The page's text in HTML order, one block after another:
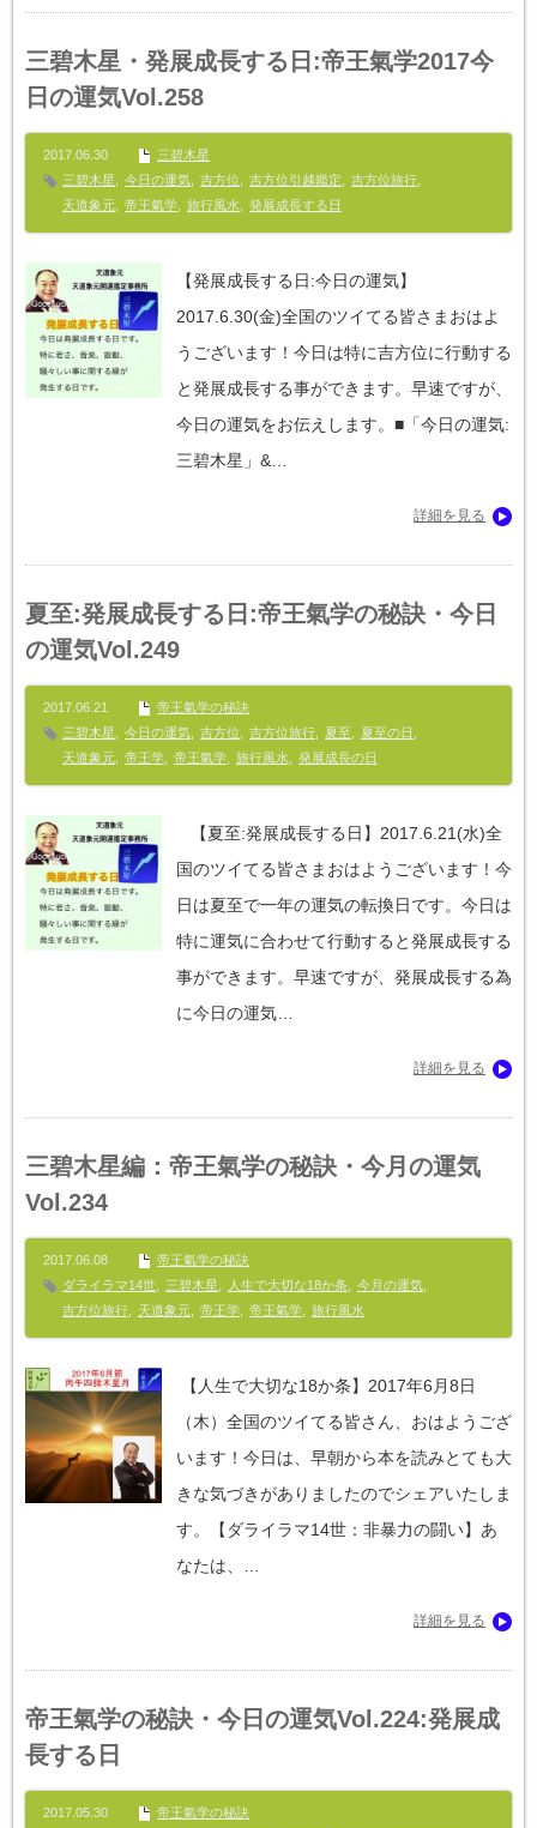
三碧木星・発展成長する日:帝王氣学2017今
日の運気Vol.258
2017.06.30
三碧木星
三碧木星
今日の運気 吉方位 吉方位引越鑑定 吉方位旅行
天道象元
帝王氣学 旅行風水 発展成長する日
【発展成長する日:今日の運気】‪
2017.6.30(金)全国のツイてる皆さまおはよ
うございます！今日は特に吉方位に行動する
と発展成長する事ができます。早速ですが、
今日の運気をお伝えします。■「今日の運気:
三碧木星」&…
詳細を見る
夏至:発展成長する日:帝王氣学の秘訣・今日
の運気Vol.249
2017.06.21
帝王氣学の秘訣
三碧木星
今日の運気 吉方位 吉方位旅行 夏至 夏至の日
天道象元
帝王学 帝王氣学 旅行風水 発展成長の日
【夏至:発展成長する日】‪2017.6.21‬(水)全
国のツイてる皆さまおはようございます！今
日は夏至で一年の運気の転換日です。今日は
特に運気に合わせて行動すると発展成長する
事ができます。早速ですが、発展成長する為
に今日の運気…
詳細を見る
三碧木星編：帝王氣学の秘訣・今月の運気
Vol.234
2017.06.08
帝王氣学の秘訣
ダライラマ14世
三碧木星 人生で大切な18か条 今月の運気
吉方位旅行
天道象元 帝王学 帝王氣学 旅行風水
【人生で大切な18か条】2017年6月8日
（木）全国のツイてる皆さん、おはようござ
います！今日は、早朝から本を読みとても大
きな気づきがありましたのでシェアいたしま
す。【ダライラマ14世：非暴力の闘い】あ
なたは、…
詳細を見る
帝王氣学の秘訣・今日の運気Vol.224:発展成
長する日
2017.05.30
帝王氣学の秘訣